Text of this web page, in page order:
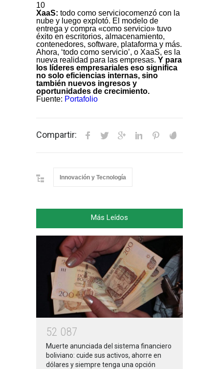
10
XaaS: todo como serviciocomenzó con la
nube y luego explotó. El modelo de
entrega y compra «como servicio» tuvo
éxito en escritorios, almacenamiento,
contenedores, software, plataforma y más.
Ahora, ‘todo como servicio’, o XaaS, es la
nueva realidad para las empresas. Y para
los líderes empresariales eso significa
no solo eficiencias internas, sino
también nuevos ingresos y
oportunidades de crecimiento.
Fuente: Portafolio
Compartir:
Innovación y Tecnología
Más Leídos
52 087
Muerte anunciada del sistema financiero
boliviano: cuide sus activos, ahorre en
dólares y siempre tenga una opción